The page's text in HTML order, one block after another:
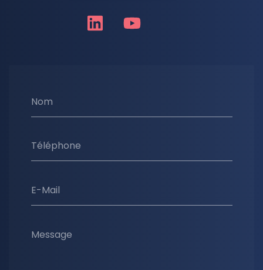
Nom
Téléphone
E-Mail
Message